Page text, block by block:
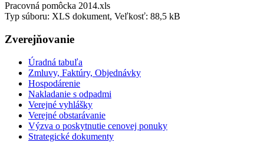
Pracovná pomôcka 2014.xls
Typ súboru: XLS dokument, Veľkosť: 88,5 kB
Zverejňovanie
Úradná tabuľa
Zmluvy, Faktúry, Objednávky
Hospodárenie
Nakladanie s odpadmi
Verejné vyhlášky
Verejné obstarávanie
Výzva o poskytnutie cenovej ponuky
Strategické dokumenty